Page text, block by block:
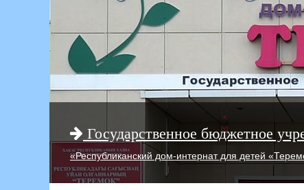
Государственное бюджетное
«Республиканский дом-интернат для детей